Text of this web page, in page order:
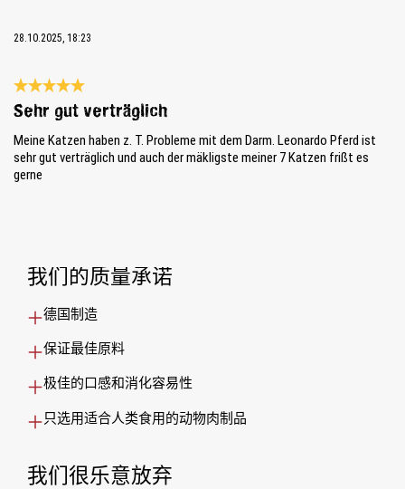
28.10.2025, 18:23
Review with rating of 5 out of 5 stars
Sehr gut verträglich
Meine Katzen haben z. T. Probleme mit dem Darm. Leonardo Pferd ist
sehr gut verträglich und auch der mäkligste meiner 7 Katzen frißt es
gerne
我们的质量承诺
德国制造
保证最佳原料
极佳的口感和消化容易性
只选用适合人类食用的动物肉制品
我们很乐意放弃